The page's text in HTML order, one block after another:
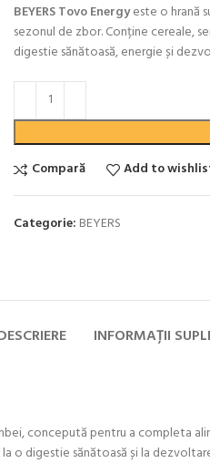
BEYERS Tovo Energyeste o hrană
sezonul de zbor. Conține cereale,
digestie sănătoasă, energie și
Compară
Add to
Categorie: BEYERS
INFORMAȚII
concepută pentru a completa
o digestie sănătoasă și la